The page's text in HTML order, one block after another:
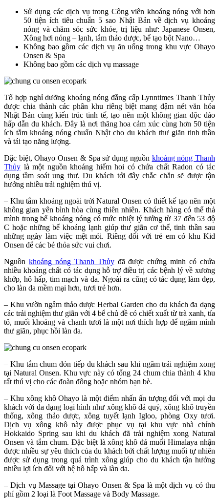
Sử dụng các dịch vụ trong Công viên khoáng nóng với hơn
50 tiện ích tiêu chuẩn 5 sao Nhật Bản về dịch vụ khoáng
nóng và chăm sóc sức khỏe, trị liệu như: Japanese Onsen,
Xông hơi nóng – lạnh, tắm thảo dược, bể tạo bột Nano…
Không bao gồm các dịch vụ ăn uống trong khu vực Ohayo
Onsen & Spa
Không bao gồm các dịch vụ massage
Tổ hợp nghỉ dưỡng khoáng nóng đẳng cấp Lynntimes Thanh Thủy
được chia thành các phân khu riêng biệt mang đậm nét văn hóa
Nhật Bản cùng kiến trúc tinh tế, tạo nên một không gian độc đáo
hấp dẫn du khách. Đây là nơi thăng hoa cảm xúc cùng hơn 50 tiện
ích tắm khoáng nóng chuẩn Nhật cho du khách thư giãn tinh thần
và tái tạo năng lượng.
Đặc biệt, Ohayo Onsen & Spa sử dụng nguồn khoáng nóng Thanh
Thủy là một nguồn khoáng hiếm hoi có chứa chất Radon có tác
dụng tầm soát ung thư. Du khách tới đây chắc chắn sẽ được tận
hưởng nhiều trải nghiệm thú vị.
– Khu tắm khoáng ngoài trời Natural Onsen có thiết kế tạo nên một
không gian yên bình hòa cùng thiên nhiên. Khách hàng có thể thả
mình trong bể khoáng nóng có mức nhiệt lý tưởng từ 37 đến 53 độ
C hoặc những bể khoáng lạnh giúp thư giãn cơ thể, tinh thần sau
những ngày làm việc mệt mỏi. Riêng đối với trẻ em có khu Kid
Onsen để các bé thỏa sức vui chơi.
Nguồn khoáng nóng Thanh Thủyđã được chứng minh có chứa
nhiều khoáng chất có tác dụng hỗ trợ điều trị các bệnh lý về xương
khớp, hô hấp, tim mạch và da. Ngoài ra cũng có tác dụng làm đẹp,
cho làn da mềm mại hơn, tươi trẻ hơn.
– Khu vườn ngâm thảo dược Herbal Garden cho du khách đa dạng
các trải nghiệm thư giãn với 4 bể chủ đề có chiết xuất từ trà xanh, tía
tô, muối khoáng và chanh tươi là một nơi thích hợp để ngâm mình
thư giãn, phục hồi làn da.
– Khu tắm chum đón tiếp du khách sau khi ngâm trải nghiệm xong
tại Natural Onsen. Khu vực này có tổng 24 chum chia thành 4 khu
rất thú vị cho các đoàn đông hoặc nhóm bạn bè.
– Khu xông khô Ohayo là một điểm nhấn ấn tượng đối với mọi du
khách với đa dạng loại hình như xông khô đá quý, xông khô truyền
thống, xông thảo dược, xông tuyết lạnh Igloo, phòng Oxy tươi.
Dịch vụ xông khô này được phục vụ tại khu vực nhà chính
Hokkaido Spring sau khi du khách đã trải nghiệm xong Natural
Onsen và tắm chum. Đặc biệt là xông khô đá muối Himalaya nhận
được nhiều sự yêu thích của du khách bởi chất lượng muối tự nhiên
được sử dụng trong quá trình xông giúp cho du khách tận hưởng
nhiều lợi ích đối với hệ hô hấp và làn da.
– Dịch vụ Massage tại Ohayo Onsen & Spa là một dịch vụ có thu
phí gồm 2 loại là Foot Massage và Body Massage.